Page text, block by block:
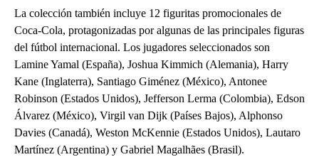
La colección también incluye 12 figuritas promocionales de
Coca-Cola, protagonizadas por algunas de las principales figuras
del fútbol internacional. Los jugadores seleccionados son
Lamine Yamal (España), Joshua Kimmich (Alemania), Harry
Kane (Inglaterra), Santiago Giménez (México), Antonee
Robinson (Estados Unidos), Jefferson Lerma (Colombia), Edson
Álvarez (México), Virgil van Dijk (Países Bajos), Alphonso
Davies (Canadá), Weston McKennie (Estados Unidos), Lautaro
Martínez (Argentina) y Gabriel Magalhães (Brasil).